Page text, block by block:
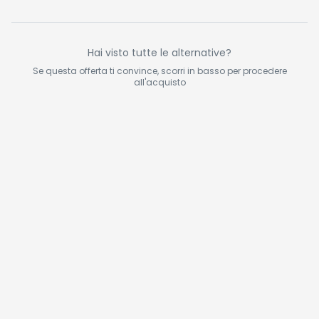
IP68 per Android iOS
Hai visto tutte le alternative?
Se questa offerta ti convince, scorri in basso per procedere
all'acquisto